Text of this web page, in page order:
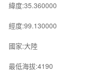
緯度:35.360000
經度:99.130000
國家:大陸
最低海拔:4190